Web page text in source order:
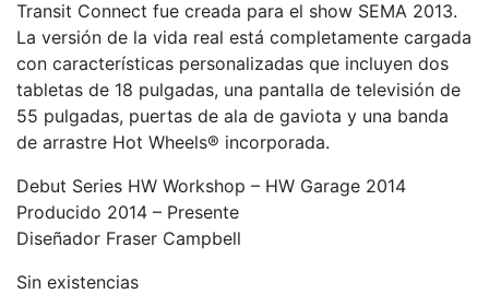
Transit Connect fue creada para el show SEMA 2013.
La versión de la vida real está completamente cargada
con características personalizadas que incluyen dos
tabletas de 18 pulgadas, una pantalla de televisión de
55 pulgadas, puertas de ala de gaviota y una banda
de arrastre Hot Wheels® incorporada.
Debut Series HW Workshop – HW Garage 2014
Producido 2014 – Presente
Diseñador Fraser Campbell
Sin existencias